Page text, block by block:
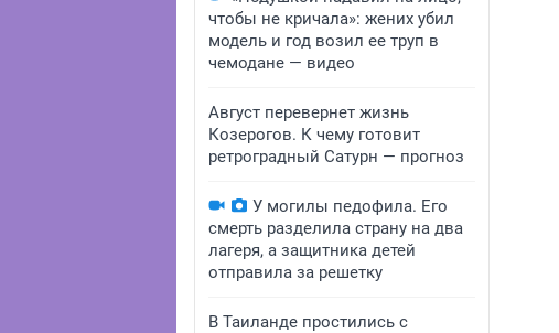
чтобы не кричала»: жених убил
модель и год возил ее труп в
чемодане — видео
Август перевернет жизнь
Козерогов. К чему готовит
ретроградный Сатурн — прогноз
У могилы педофила. Его
смерть разделила страну на два
лагеря, а защитника детей
отправила за решетку
В Таиланде простились с